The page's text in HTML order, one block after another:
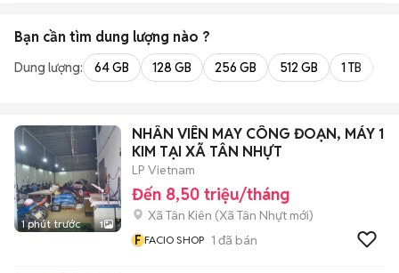
Bạn cần tìm dung lượng nào ?
Dung lượng: 64 GB 128 GB 256 GB 512 GB 1 TB
1 phút trước 1
NHÂN VIÊN MAY CÔNG ĐOẠN, MÁY 1
KIM TẠI XÃ TÂN NHỰT
LP Vietnam
Đến 8,50 triệu/tháng
Xã Tân Kiên (Xã Tân Nhựt mới)
F FACIO SHOP 1 đã bán